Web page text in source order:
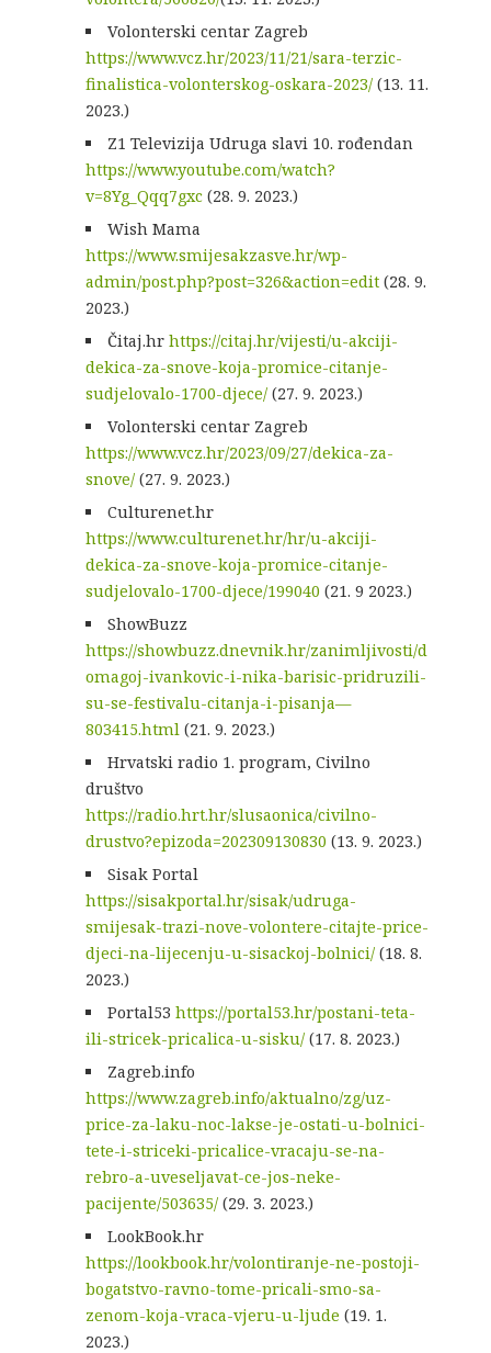
Volonterski centar Zagreb
https://www.vcz.hr/2023/11/21/sara-terzic-
finalistica-volonterskog-oskara-2023/(13. 11.
2023.)
Z1 Televizija Udruga slavi 10. rođendan
https://www.youtube.com/watch?
v=8Yg_Qqq7gxc(28. 9. 2023.)
Wish Mama
https://www.smijesakzasve.hr/wp-
admin/post.php?post=326&action=edit(28. 9.
2023.)
Čitaj.hrhttps://citaj.hr/vijesti/u-akciji-
dekica-za-snove-koja-promice-citanje-
sudjelovalo-1700-djece/(27. 9. 2023.)
Volonterski centar Zagreb
https://www.vcz.hr/2023/09/27/dekica-za-
snove/(27. 9. 2023.)
Culturenet.hr
https://www.culturenet.hr/hr/u-akciji-
dekica-za-snove-koja-promice-citanje-
sudjelovalo-1700-djece/199040 (21. 9 2023.)
ShowBuzz
https://showbuzz.dnevnik.hr/zanimljivosti/d
omagoj-ivankovic-i-nika-barisic-pridruzili-
su-se-festivalu-citanja-i-pisanja—
803415.html(21. 9. 2023.)
Hrvatski radio 1. program, Civilno
društvo
https://radio.hrt.hr/slusaonica/civilno-
drustvo?epizoda=202309130830 (13. 9. 2023.)
Sisak Portal
https://sisakportal.hr/sisak/udruga-
smijesak-trazi-nove-volontere-citajte-price-
djeci-na-lijecenju-u-sisackoj-bolnici/(18. 8.
2023.)
Portal53https://portal53.hr/postani-teta-
ili-stricek-pricalica-u-sisku/(17. 8. 2023.)
Zagreb.info
https://www.zagreb.info/aktualno/zg/uz-
price-za-laku-noc-lakse-je-ostati-u-bolnici-
tete-i-striceki-pricalice-vracaju-se-na-
rebro-a-uveseljavat-ce-jos-neke-
pacijente/503635/(29. 3. 2023.)
LookBook.hr
https://lookbook.hr/volontiranje-ne-postoji-
bogatstvo-ravno-tome-pricali-smo-sa-
zenom-koja-vraca-vjeru-u-ljude (19. 1.
2023.)